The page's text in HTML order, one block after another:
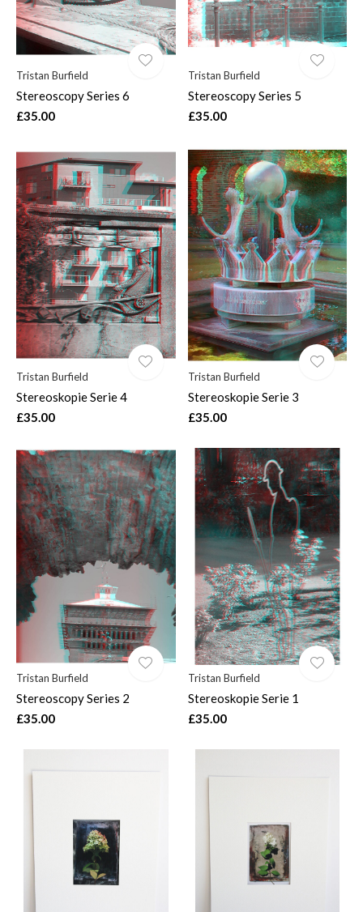
Tristan Burfield
Stereoscopy Series 6
£35.00
Tristan Burfield
Stereoscopy Series 5
£35.00
Tristan Burfield
Stereoskopie Serie 4
£35.00
Tristan Burfield
Stereoskopie Serie 3
£35.00
Tristan Burfield
Stereoscopy Series 2
£35.00
Tristan Burfield
Stereoskopie Serie 1
£35.00